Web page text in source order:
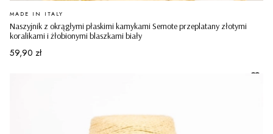
Naszyjnik z okrągłymi płaskimi kamykami Semote przeplatany złotymi
koralikami i żłobionymi blaszkami biały
PRODUCENT
MADE IN ITALY
Cena
59,90 zł